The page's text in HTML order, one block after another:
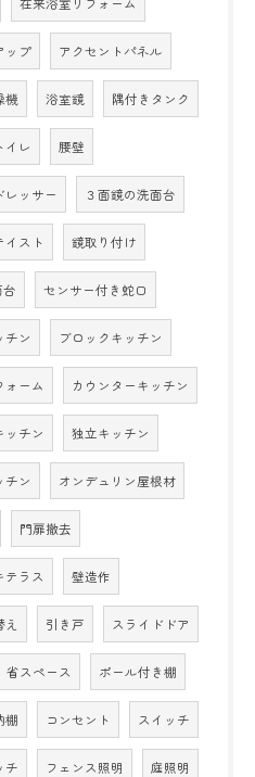
ップ アクセントパネル
機 浴室鏡 隅付きタンク
イレ 腰壁
レッサー ３面鏡の洗面台
イスト 鏡取り付け
センサー付き蛇口
チン ブロックキッチン
ォーム カウンターキッチン
ッチン 独立キッチン
チン オンデュリン屋根材
門扉撤去
テラス 壁造作
引き戸 スライドドア
省スペース ポール付き棚
棚 コンセント スイッチ
チ フェンス照明 庭照明